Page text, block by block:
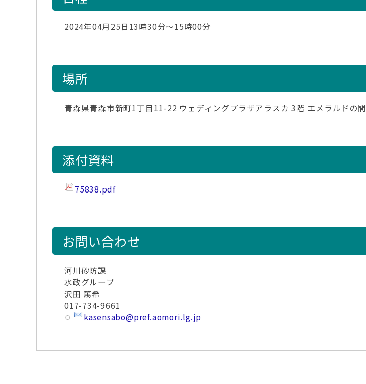
2024年04月25日13時30分～15時00分
場所
青森県青森市新町1丁目11-22 ウェディングプラザアラスカ 3階 エメラルドの間
添付資料
75838.pdf
お問い合わせ
河川砂防課
水政グループ
沢田 篤希
017-734-9661
kasensabo@pref.aomori.lg.jp